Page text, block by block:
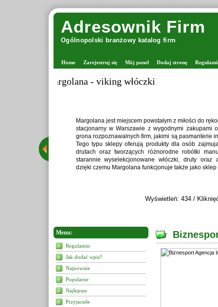
Adresownik Firm
Ogólnopolski branżowy katalog firm
Home Zarejestruj się Mój panel Dodaj stronę
Menu:
Regulamin
Jak dodać wpis?
Najnowsze
Popularne
Najlepsze
Przyjaciele